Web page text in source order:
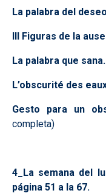
La palabra del
III Figuras de la
La palabra que sana.
L’obscurité des
Gesto para un
completa)
4_La semana del
página 51 a la 67.